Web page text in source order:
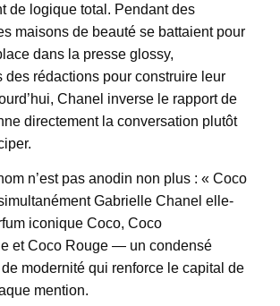
de logique total. Pendant des
maisons de beauté se battaient pour
dans la presse glossy,
des rédactions pour construire leur
Chanel inverse le rapport de
directement la conversation plutôt
n’est pas anodin non plus : « Coco
Gabrielle Chanel elle-
iconique Coco, Coco
et Coco Rouge — un condensé
de modernité qui renforce le capital de
mention.